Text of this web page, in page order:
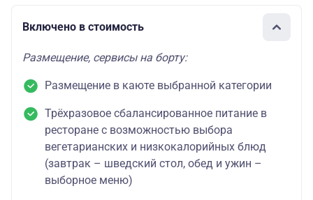
Включено в стоимость
Размещение, сервисы на борту:
Размещение в каюте выбранной категории
Трёхразовое сбалансированное питание в
ресторане с возможностью выбора
вегетарианских и низкокалорийных блюд
(завтрак – шведский стол, обед и ужин –
выборное меню)